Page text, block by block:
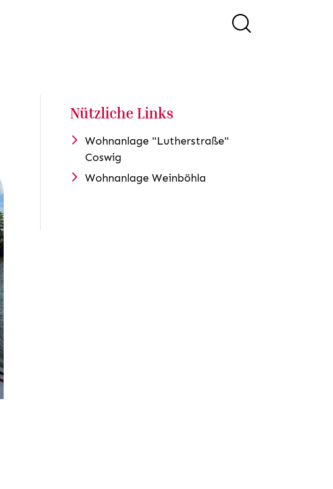
Nützliche Links
Wohnanlage "Lutherstraße"
Coswig
Wohnanlage Weinböhla